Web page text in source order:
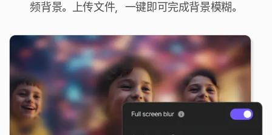
频背景。上传文件，一键即可完成背景模糊。